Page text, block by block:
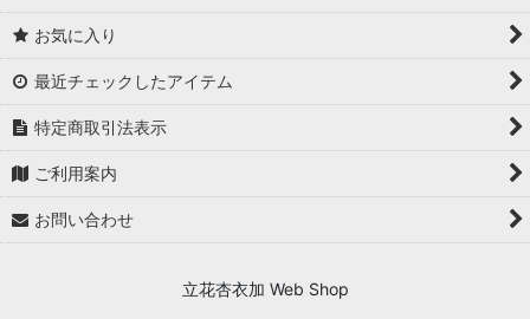
ケイ素
お気に入り
最近チェックしたアイテム
特定商取引法表示
ご利用案内
お問い合わせ
立花杏衣加 Web Shop